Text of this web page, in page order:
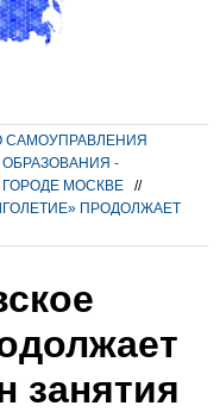
САМОУПРАВЛЕНИЯ
-
МОСКВЕ
//
ПРОДОЛЖАЕТ
занятия